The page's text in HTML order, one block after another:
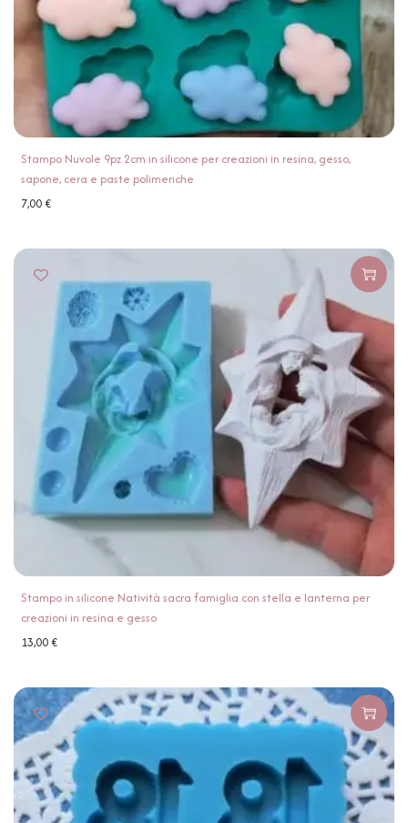
Stampo Nuvole 9pz 2cm in silicone per creazioni in resina, gesso,
sapone, cera e paste polimeriche
7,00€
Stampo in silicone Natività sacra famiglia con stella e lanterna per
creazioni in resina e gesso
13,00€